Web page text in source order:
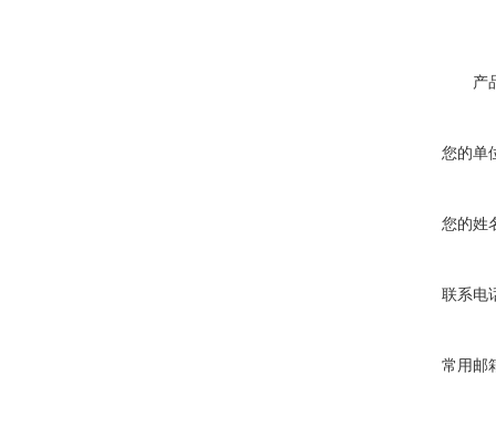
产
您的单
您的姓
联系电
常用邮